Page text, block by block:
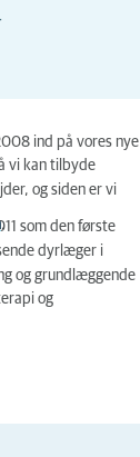
ind på vores nye
vi kan tilbyde
og siden er vi
.
som den første
dyrlæger i
og grundlæggende
og